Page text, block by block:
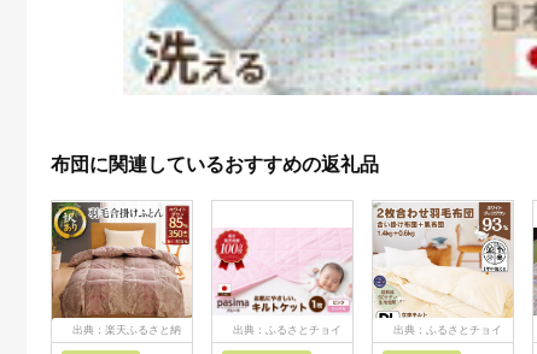
布団に関連しているおすすめの返礼品
出典：楽天ふるさと納
出典：ふるさとチョイ
出典：ふるさとチョイ